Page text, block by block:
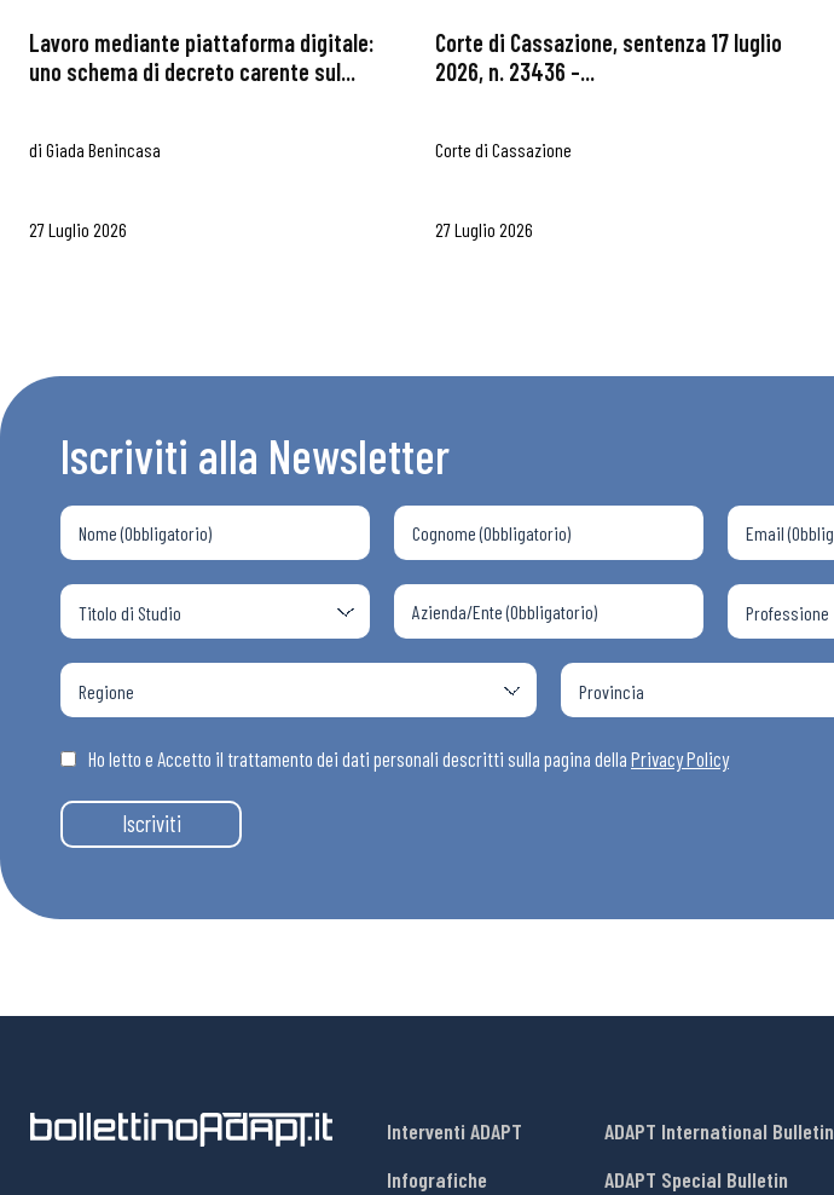
Lavoro mediante piattaforma digitale:
uno schema di decreto carente sul...
di Giada Benincasa
27 Luglio 2026
Corte di Cassazione, sentenza 17 luglio
2026, n. 23436 –...
Corte di Cassazione
27 Luglio 2026
Iscriviti alla Newsletter
Ho letto e Accetto il trattamento dei dati personali descritti sulla pagina della Privacy Policy
Iscriviti
Interventi ADAPT
Infografiche
ADAPT International Bulletin
ADAPT Special Bulletin